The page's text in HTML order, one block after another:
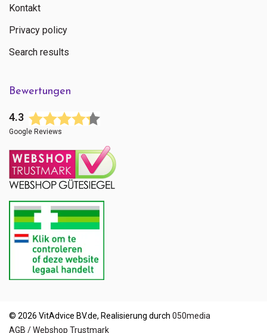
Kontakt
Privacy policy
Search results
Bewertungen
4.3
Google Reviews
© 2026 VitAdvice BV.de, Realisierung durch 050media
AGB / Webshop Trustmark